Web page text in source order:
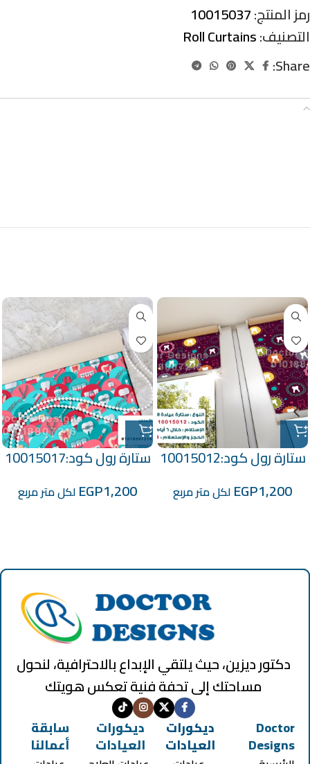
رمز المنتج:10015037
التصنيف:Roll Curtains
Share:
ستارة رول كود:10015012
EGP1,200 لكل متر مربع
ستارة رول كود:10015017
EGP1,200 لكل متر مربع
دكتور ديزين، حيث يلتقي الإبداع بالاحترافية، لنحول
مساحتك إلى تحفة فنية تعكس هويتك
Doctor
Designs
ديكورات
العيادات
ديكورات
العيادات
سابقة
أعمالنا